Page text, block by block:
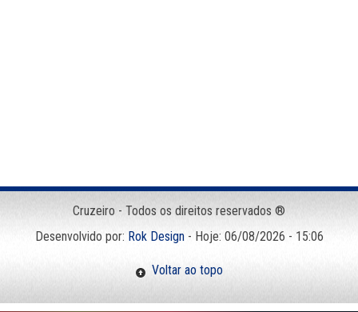
Cruzeiro - Todos os direitos reservados ®
Desenvolvido por: Rok Design- Hoje: 06/08/2026 - 15:06
Voltar ao topo